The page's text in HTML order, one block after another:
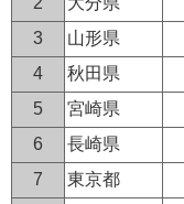
3
山形県
4
秋田県
5
宮崎県
6
長崎県
7
東京都